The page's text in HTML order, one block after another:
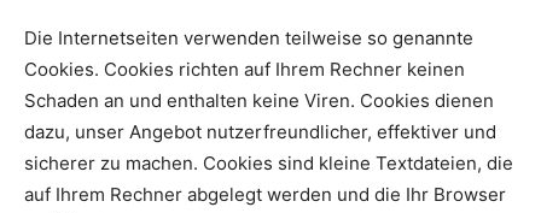
Die Internetseiten verwenden teilweise so genannte
Cookies. Cookies richten auf Ihrem Rechner keinen
Schaden an und enthalten keine Viren. Cookies dienen
dazu, unser Angebot nutzerfreundlicher, effektiver und
sicherer zu machen. Cookies sind kleine Textdateien, die
auf Ihrem Rechner abgelegt werden und die Ihr Browser